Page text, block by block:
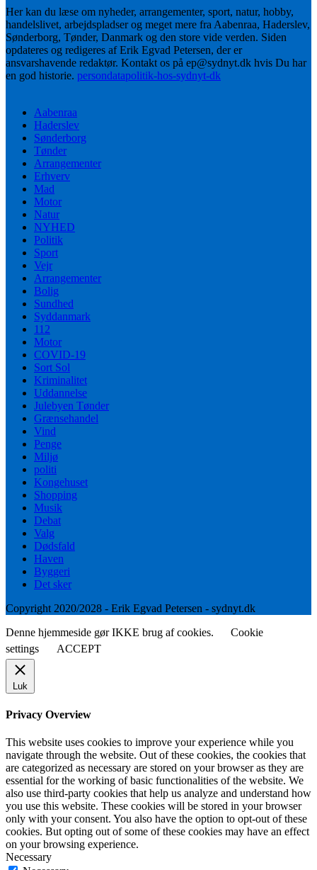
Her kan du læse om nyheder, arrangementer, sport, natur, hobby,
handelslivet, arbejdspladser og meget mere fra Aabenraa, Haderslev,
Sønderborg, Tønder, Danmark og den store vide verden. Siden
opdateres og redigeres af Erik Egvad Petersen, der er
ansvarshavende redaktør. Kontakt os på ep@sydnyt.dk hvis Du har
en god historie. persondatapolitik-hos-sydnyt-dk
Aabenraa
Haderslev
Sønderborg
Tønder
Arrangementer
Erhverv
Mad
Motor
Natur
NYHED
Politik
Sport
Vejr
Arrangementer
Bolig
Sundhed
Syddanmark
112
Motor
COVID-19
Sort Sol
Kriminalitet
Uddannelse
Julebyen Tønder
Grænsehandel
Vind
Penge
Miljø
politi
Kongehuset
Shopping
Musik
Debat
Valg
Dødsfald
Haven
Byggeri
Det sker
Copyright 2020/2028 - Erik Egvad Petersen - sydnyt.dk
Denne hjemmeside gør IKKE brug af cookies.
Cookie
settings
ACCEPT
Luk
Privacy Overview
This website uses cookies to improve your experience while you
navigate through the website. Out of these cookies, the cookies that
are categorized as necessary are stored on your browser as they are
essential for the working of basic functionalities of the website. We
also use third-party cookies that help us analyze and understand how
you use this website. These cookies will be stored in your browser
only with your consent. You also have the option to opt-out of these
cookies. But opting out of some of these cookies may have an effect
on your browsing experience.
Necessary